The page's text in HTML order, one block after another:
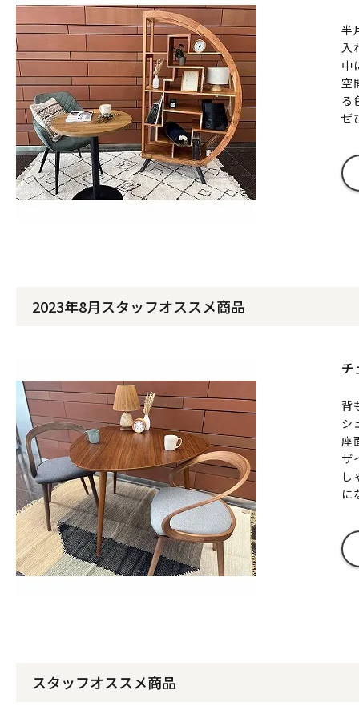
半
入
中
空
る
ぜ
2023年8月スタッフオススメ商品
チ
背
シ
座
ザ
し
に
スタッフオススメ商品